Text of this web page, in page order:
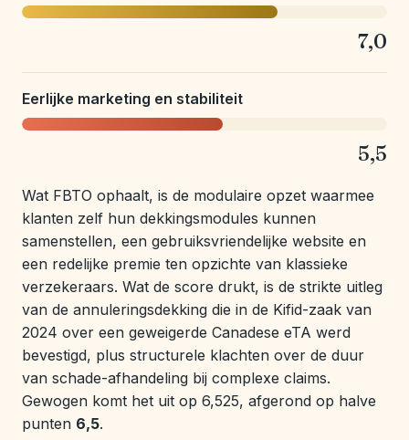
7,0
Eerlijke marketing en stabiliteit
5,5
Wat FBTO ophaalt, is de modulaire opzet waarmee
klanten zelf hun dekkingsmodules kunnen
samenstellen, een gebruiksvriendelijke website en
een redelijke premie ten opzichte van klassieke
verzekeraars. Wat de score drukt, is de strikte uitleg
van de annuleringsdekking die in de Kifid-zaak van
2024 over een geweigerde Canadese eTA werd
bevestigd, plus structurele klachten over de duur
van schade-afhandeling bij complexe claims.
Gewogen komt het uit op 6,525, afgerond op halve
punten 6,5.